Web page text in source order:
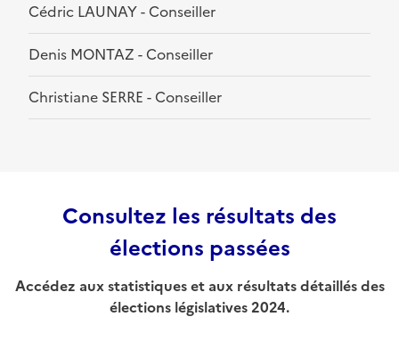
Cédric LAUNAY - Conseiller
Denis MONTAZ - Conseiller
Christiane SERRE - Conseiller
Consultez les résultats des
élections passées
Accédez aux statistiques et aux résultats détaillés des
élections législatives 2024.